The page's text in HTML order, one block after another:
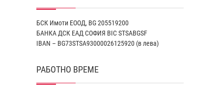
БСК Имоти ЕООД, BG 205519200
БАНКА ДСК EАД СОФИЯ BIC STSABGSF
IBAN – BG73STSA93000026125920 (в лева)
РАБОТНО ВРЕМЕ